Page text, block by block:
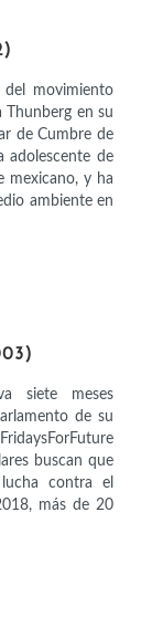
movimiento
Thunberg en su
de Cumbre de
adolescente de
mexicano, y ha
ambiente en
siete meses
de su
buscan que
contra el
más de 20